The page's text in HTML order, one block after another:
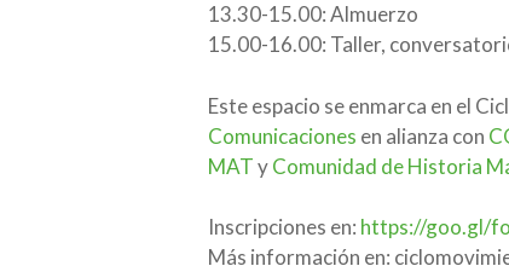
13.30-15.00: Almuerzo
15.00-16.00: Taller,
Este espacio se enmarca en el
Comunicaciones en alianza con
MATyComunidad de Historia
Inscripciones en: https://goo.gl/
Más información en: